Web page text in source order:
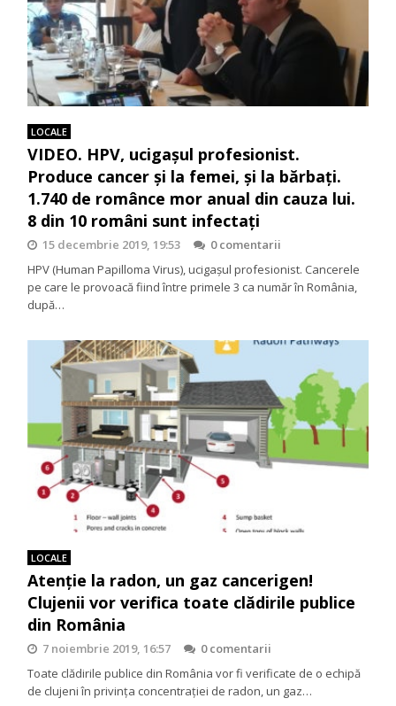
LOCALE
VIDEO. HPV, ucigaşul profesionist.
Produce cancer şi la femei, şi la bărbaţi.
1.740 de românce mor anual din cauza lui.
8 din 10 români sunt infectaţi
15 decembrie 2019, 19:53
0 comentarii
HPV (Human Papilloma Virus), ucigaşul profesionist. Cancerele
pe care le provoacă fiind între primele 3 ca număr în România,
după…
LOCALE
Atenţie la radon, un gaz cancerigen!
Clujenii vor verifica toate clădirile publice
din România
7 noiembrie 2019, 16:57
0 comentarii
Toate clădirile publice din România vor fi verificate de o echipă
de clujeni în privinţa concentraţiei de radon, un gaz…